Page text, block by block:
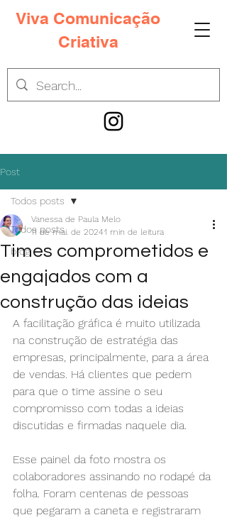
Viva Comunicação
Criativa
Post
Todos posts
blog
Todos posts
Times comprometidos e
engajados com a
construção das ideias
Vanessa de Paula Melo
11 de mai. de 20241 min de leitura
A facilitação gráfica é muito utilizada
na construção de estratégia das
empresas, principalmente, para a área
de vendas. Há clientes que pedem
para que o time assine o seu
compromisso com todas a ideias
discutidas e firmadas naquele dia.
Esse painel da foto mostra os
colaboradores assinando no rodapé da
folha. Foram centenas de pessoas
que pegaram a caneta e registraram